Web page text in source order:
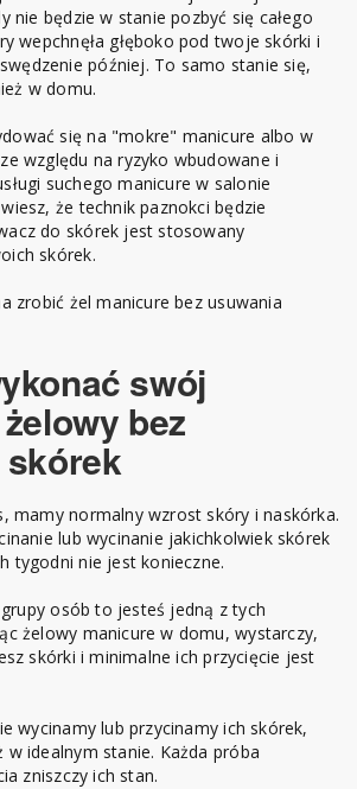
nie będzie w stanie pozbyć się całego
wepchnęła głęboko pod twoje skórki i
później. To samo stanie się,
w domu.
się na "mokre" manicure albo w
względu na ryzyko wbudowane i
suchego manicure w salonie
że technik paznokci będzie
do skórek jest stosowany
skórek.
zrobić żel manicure bez usuwania
swój
bez
mamy normalny wzrost skóry i naskórka.
lub wycinanie jakichkolwiek skórek
tygodni nie jest konieczne.
osób to jesteś jedną z tych
żelowy manicure w domu, wystarczy,
skórki i minimalne ich przycięcie jest
wycinamy lub przycinamy ich skórek,
idealnym stanie. Każda próba
zniszczy ich stan.